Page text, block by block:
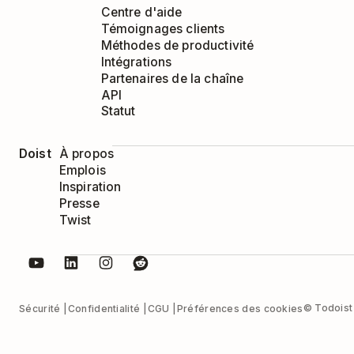
Centre d'aide
Témoignages clients
Méthodes de productivité
Intégrations
Partenaires de la chaîne
API
Statut
Doist À propos
Emplois
Inspiration
Presse
Twist
Sécurité Confidentialité CGU Préférences des cookies© Todoist